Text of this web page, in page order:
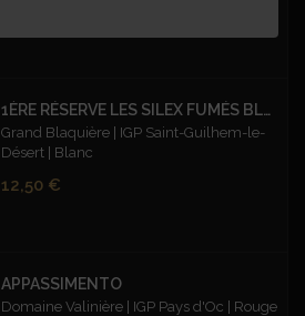
1ÈRE RÉSERVE LES SILEX FUMÉS BLANC
Grand Blaquière | IGP Saint-Guilhem-le-
Désert | Blanc
Prix
12,50 €
APPASSIMENTO
Domaine Valinière | IGP Pays d'Oc | Rouge